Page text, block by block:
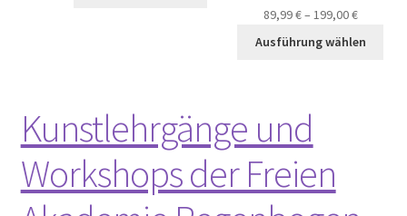
89,99€– 199,00€
Ausführung wählen
Kunstlehrgänge und
Workshops der Freien